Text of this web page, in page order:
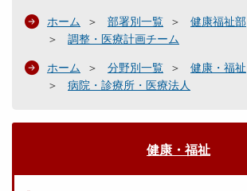
ホーム 部署別一覧 健康福祉部
調整・医療計画チーム
ホーム 分野別一覧 健康・福祉
病院・診療所・医療法人
健康・福祉